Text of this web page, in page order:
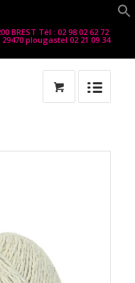
BREST Tél : 02 98 02 62 72
plougastel 02 21 09 34